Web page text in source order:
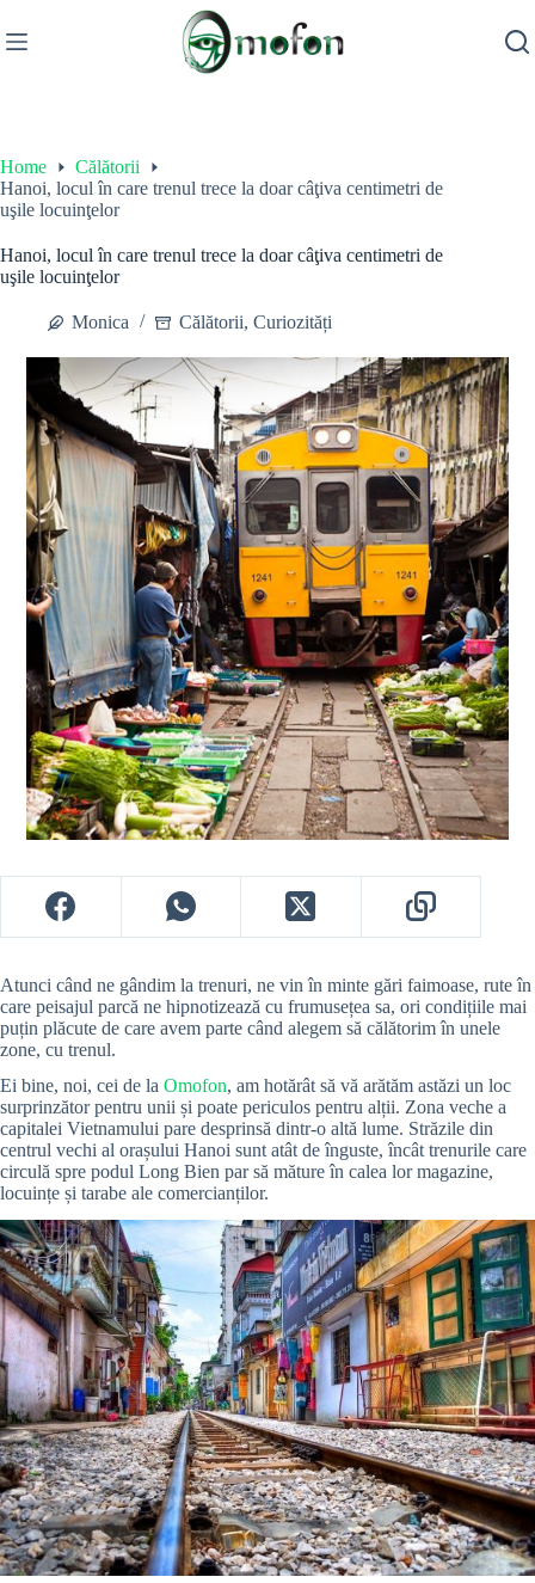
to
content
Home
Călătorii
Hanoi, locul în care trenul trece la doar câţiva centimetri de
uşile locuinţelor
Hanoi, locul în care trenul trece la doar câţiva centimetri de
uşile locuinţelor
Monica Călătorii, Curiozități
Atunci când ne gândim la trenuri, ne vin în minte gări faimoase, rute în
care peisajul parcă ne hipnotizează cu frumusețea sa, ori condițiile mai
puțin plăcute de care avem parte când alegem să călătorim în unele
zone, cu trenul.
Ei bine, noi, cei de la Omofon, am hotărât să vă arătăm astăzi un loc
surprinzător pentru unii și poate periculos pentru alții. Zona veche a
capitalei Vietnamului pare desprinsă dintr-o altă lume. Străzile din
centrul vechi al orașului Hanoi sunt atât de înguste, încât trenurile care
circulă spre podul Long Bien par să măture în calea lor magazine,
locuințe și tarabe ale comercianților.